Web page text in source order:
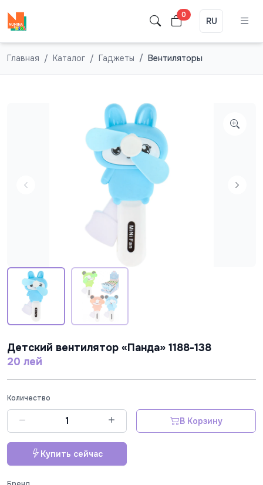
0
RU
Главная Каталог Гаджеты Вентиляторы
Детский вентилятор «Панда» 1188-138
20 лей
Количество
В Корзину
Купить сейчас